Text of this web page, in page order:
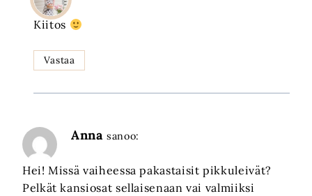
Kiitos
Vastaa
Anna sanoo:
Hei! Missä vaiheessa pakastaisit pikkuleivät?
Pelkät kansiosat sellaisenaan vai valmiiksi